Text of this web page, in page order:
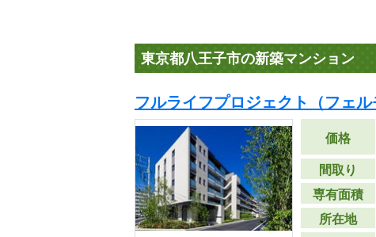
東京都八王子市の新築マンション
フルライフプロジェクト（フェ
価格
間取り
専有面積
所在地